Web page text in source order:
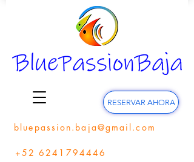
RESERVAR AHORA
+52 6241794446
bluepassion.baja@gmail.com